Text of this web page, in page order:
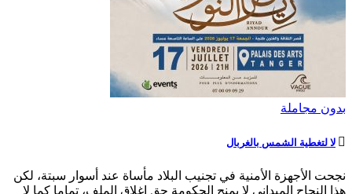
بدون مجاملة
لا لتغطية الشمس بالغربال
نجحت الأجهزة الأمنية في تجنيب البلاد مأساة عند أسوار سبتة، لكن
هذا النجاح الميداني لا يمنح الحكومة حق إغلاق الملف، تماما كما لا